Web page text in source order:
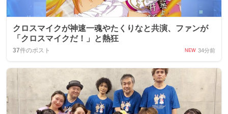
クロスマイクが神速一魂やたくりなと共演、ファンが
「クロスマイクだ！」と熱狂
37件のポスト NEW 34分前